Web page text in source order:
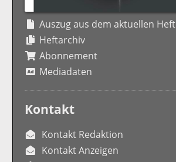
Auszug aus dem aktuellen Heft
Heftarchiv
Abonnement
Mediadaten
Kontakt
Kontakt Redaktion
Kontakt Anzeigen